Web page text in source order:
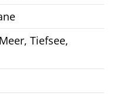
Tiefsee,